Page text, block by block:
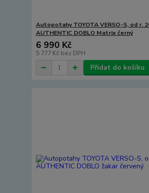
Autopotahy TOYOTA VERSO-S, od r.
AUTHENTIC DOBLO Matrix černý
6 990 Kč
5 777 Kč bez DPH
Přidat do košíku